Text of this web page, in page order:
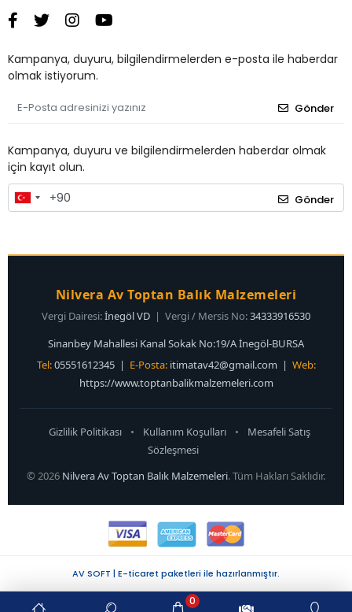
Kampanya, duyuru, bilgilendirmelerden e-posta ile haberdar
olmak istiyorum.
Gönder
Kampanya, duyuru ve bilgilendirmelerden haberdar olmak
için kayıt olun.
Gönder
Nilvera Av Toptan Balık Malzemeleri
Vergi Dairesi:İnegöl VD | Vergi / Mersis No:34333916530
Sinanbey Mahallesi Kanal Sokak No:19/A İnegöl-BURSA
Tel:05551612345 | E-Posta: itimatav42@gmail.com | Web:
https://www.toptanbalikmalzemeleri.com
Gizlilik Politikası • Kullanım Koşulları •
Mesafeli Satış
Sözleşmesi
© 2026 Nilvera Av Toptan Balık Malzemeleri. Tüm Hakları Saklıdır.
0
AV SOFT | E-ticaret paketleri ile hazırlanmıştır.